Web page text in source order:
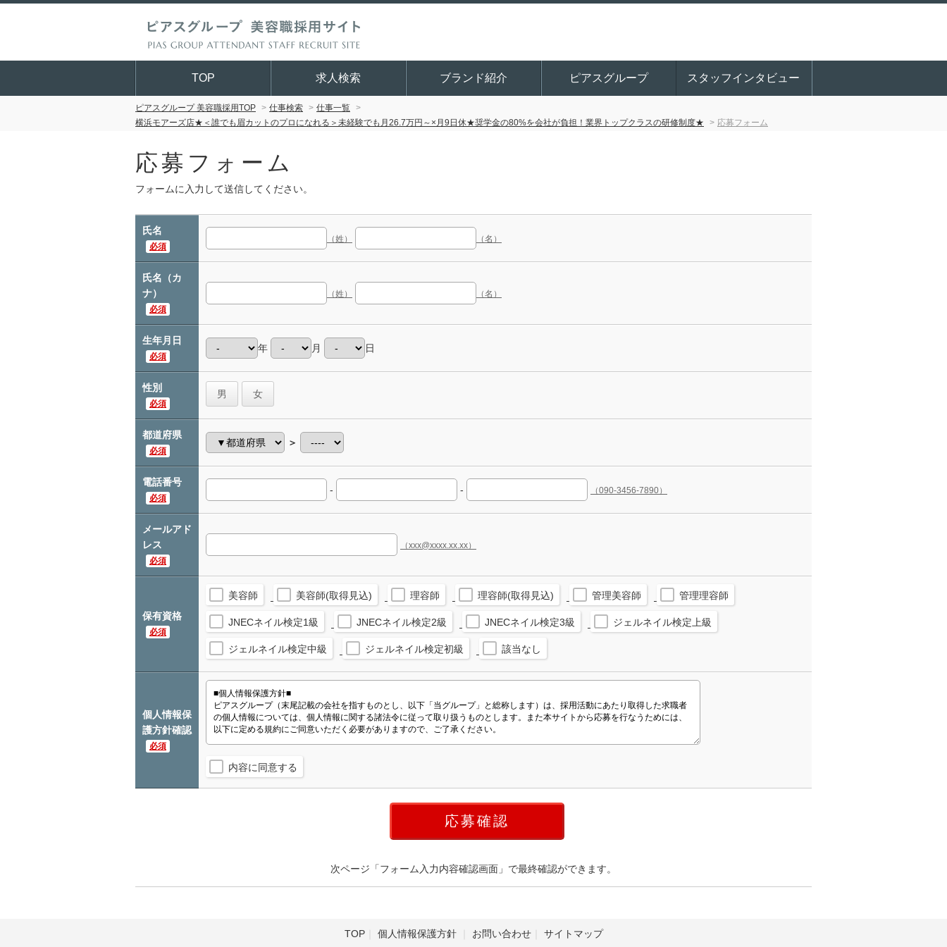
TOP 求人検索 ブランド紹介 ピアスグループ スタッフインタビュー
ピアスグループ 美容職採用TOP 仕事検索
仕事一覧
横浜モアーズ店★＜誰でも眉カットのプロになれる＞未経験でも月26.7万円～×月9日休★奨学金の80%を会社が負担！業界トップクラスの研修制度★
応募フォーム
応募フォーム
フォームに入力して送信してください。
氏名
必須
（姓） （名）
氏名（カ
ナ）
必須
（姓） （名）
生年月日
必須
年 月 日
性別
必須
男 女
都道府県
必須
＞
電話番号
必須
- - （090-3456-7890）
メールアド
レス
必須
（xxx@xxxx.xx.xx）
保有資格
必須
美容師 美容師(取得見込) 理容師 理容師(取得見込) 管理美容師 管理理容師
JNECネイル検定1級 JNECネイル検定2級 JNECネイル検定3級 ジェルネイル検定上級
ジェルネイル検定中級 ジェルネイル検定初級 該当なし
個人情報保
護方針確認
必須
内容に同意する
次ページ「フォーム入力内容確認画面」で最終確認ができます。
TOP 個人情報保護方針 お問い合わせ サイトマップ